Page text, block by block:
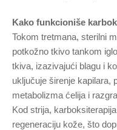
Kako funkcioniše
Tokom tretmana, sterilni
potkožno tkivo tankom
tkiva, izazivajući blagu i
uključuje širenje kapilara,
metabolizma ćelija i
Kod strija,
regeneraciju kože, što